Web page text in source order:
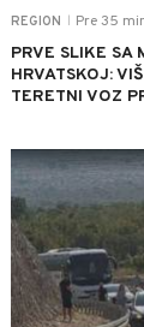
REGION Pre 35
PRVE SLIKE SA
HRVATSKOJ:
TERETNI VOZ